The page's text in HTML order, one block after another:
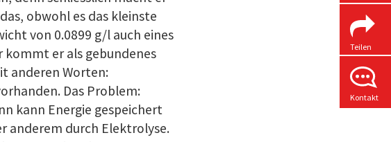
Teilen
Kontakt
obwohl es das kleinste
von 0.0899 g/l auch eines
kommt er als gebundenes
anderen Worten:
Das Problem:
kann Energie gespeichert
anderem durch Elektrolyse.